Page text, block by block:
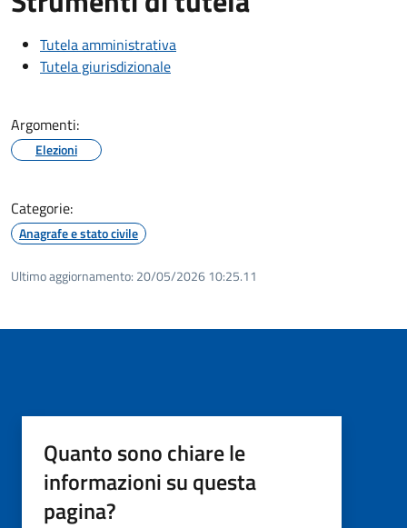
Tutela amministrativa
Tutela giurisdizionale
Argomenti:
Elezioni
Categorie:
Anagrafe e stato civile
Ultimo aggiornamento: 20/05/2026 10:25.11
Quanto sono chiare le
informazioni su questa
pagina?